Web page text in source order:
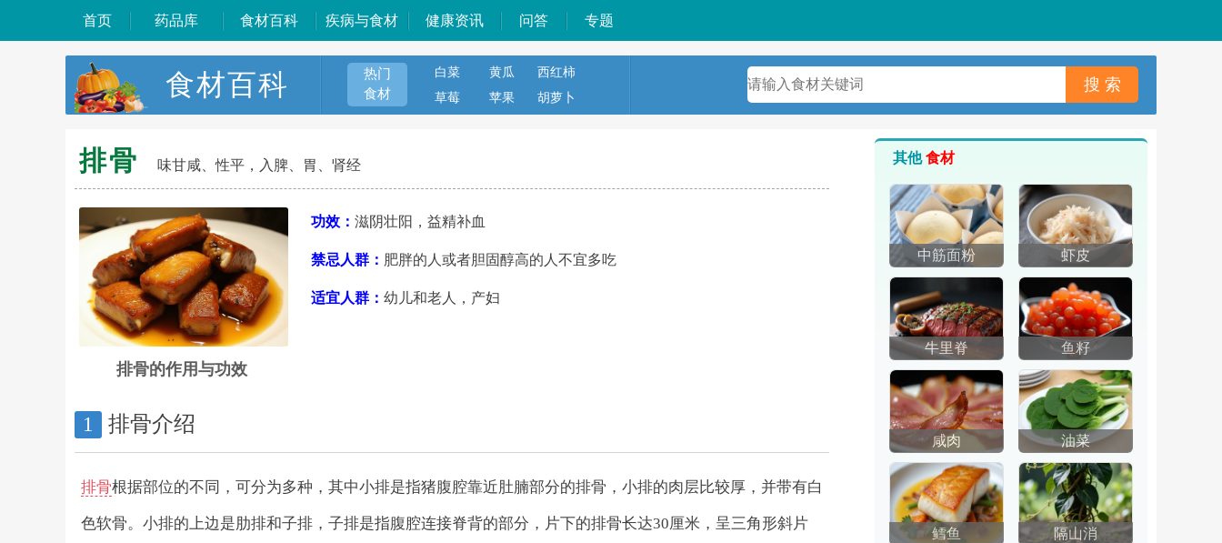
首页 药品库 食材百科 疾病与食材 健康资讯 问答 专题
食材百科
热门
食材
白菜 黄瓜
西红柿
草莓
苹果 胡萝卜
排骨 味甘咸、性平，入脾、胃、肾经
排骨的作用与功效
功效： 滋阴壮阳，益精补血
禁忌人群： 肥胖的人或者胆固醇高的人不宜多吃
适宜人群： 幼儿和老人，产妇
1 排骨介绍
排骨根据部位的不同，可分为多种，其中小排是指猪腹腔靠近肚腩部分的排骨，小排的肉层比较厚，并带有白
色软骨。小排的上边是肋排和子排，子排是指腹腔连接脊背的部分，片下的排骨长达30厘米，呈三角形斜片
其他食材
中筋面粉 虾皮
牛里脊 鱼籽
咸肉 油菜
鳕鱼 隔山消